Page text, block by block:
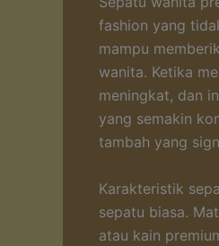
fashion yang
mampu
wanita. Ketika
meningkat, dan
yang semakin
tambah yang
Karakteristik
sepatu biasa.
atau kain